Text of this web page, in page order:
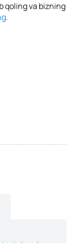
qoling va bizning